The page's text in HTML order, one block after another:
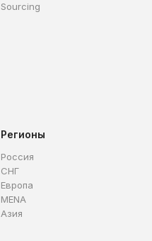
Sourcing
Регионы
Россия
СНГ
Европа
MENA
Азия